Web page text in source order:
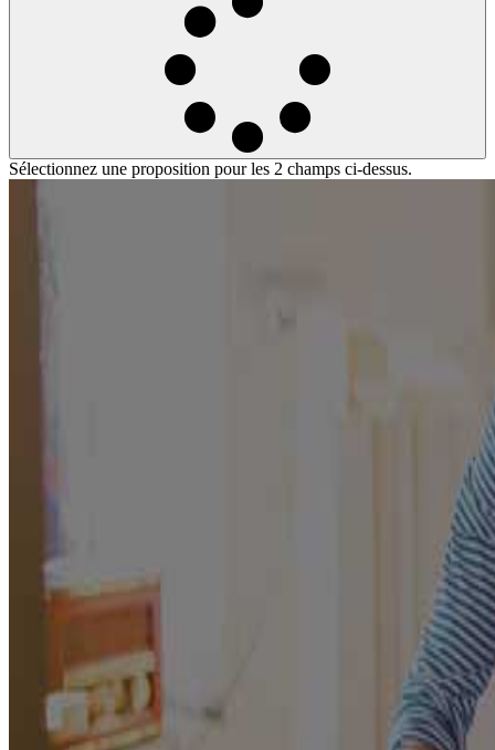
Sélectionnez une proposition pour les 2 champs ci-dessus.